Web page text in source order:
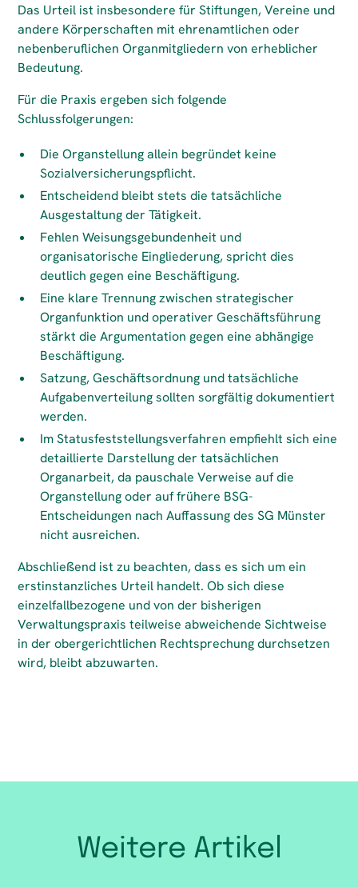
Das Urteil ist insbesondere für Stiftungen, Vereine und
andere Körperschaften mit ehrenamtlichen oder
nebenberuflichen Organmitgliedern von erheblicher
Bedeutung.
Für die Praxis ergeben sich folgende
Schlussfolgerungen:
Die Organstellung allein begründet keine
Sozialversicherungspflicht.
Entscheidend bleibt stets die tatsächliche
Ausgestaltung der Tätigkeit.
Fehlen Weisungsgebundenheit und
organisatorische Eingliederung, spricht dies
deutlich gegen eine Beschäftigung.
Eine klare Trennung zwischen strategischer
Organfunktion und operativer Geschäftsführung
stärkt die Argumentation gegen eine abhängige
Beschäftigung.
Satzung, Geschäftsordnung und tatsächliche
Aufgabenverteilung sollten sorgfältig dokumentiert
werden.
Im Statusfeststellungsverfahren empfiehlt sich eine
detaillierte Darstellung der tatsächlichen
Organarbeit, da pauschale Verweise auf die
Organstellung oder auf frühere BSG-
Entscheidungen nach Auffassung des SG Münster
nicht ausreichen.
Abschließend ist zu beachten, dass es sich um ein
erstinstanzliches Urteil handelt. Ob sich diese
einzelfallbezogene und von der bisherigen
Verwaltungspraxis teilweise abweichende Sichtweise
in der obergerichtlichen Rechtsprechung durchsetzen
wird, bleibt abzuwarten.
Weitere Artikel